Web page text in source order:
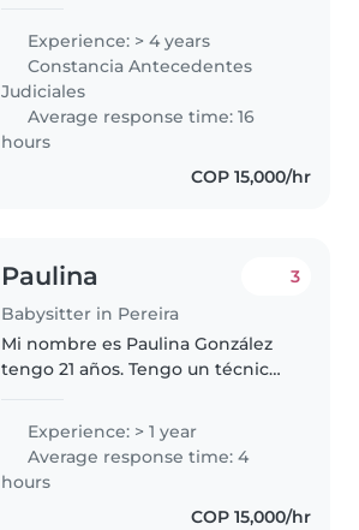
diversidad cultural. Me
caracterizo por ser una
profesional puntual, responsable,
Experience: > 4 years
Constancia Antecedentes
Judiciales
Average response time: 16
hours
COP 15,000/hr
Paulina
Babysitter in Pereira
3
Mi nombre es Paulina González
tengo 21 años. Tengo un técnico
Tengo un técnico en cocina Soy
alegre, me gusta mucho
compartir con los niños, me
gusta..
Experience: > 1 year
Average response time: 4
hours
COP 15,000/hr